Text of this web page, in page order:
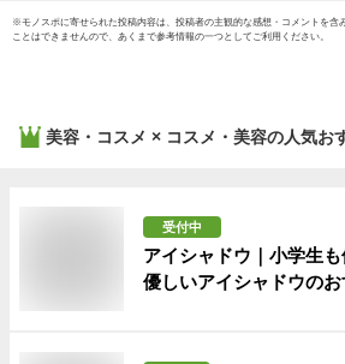
※モノスポに寄せられた投稿内容は、投稿者の主観的な感想・コメントを含
ことはできませんので、あくまで参考情報の一つとしてご利用ください。
美容・コスメ × コスメ・美容の人気お
受付中
アイシャドウ｜小学生
優しいアイシャドウのお